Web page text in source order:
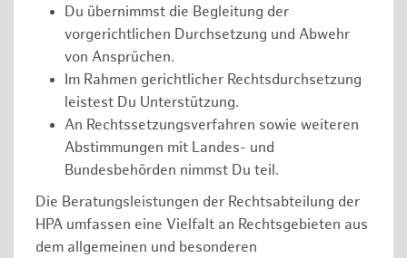
Du übernimmst die Begleitung der
vorgerichtlichen Durchsetzung und Abwehr
von Ansprüchen.
Im Rahmen gerichtlicher Rechtsdurchsetzung
leistest Du Unterstützung.
An Rechtssetzungsverfahren sowie weiteren
Abstimmungen mit Landes- und
Bundesbehörden nimmst Du teil.
Die Beratungsleistungen der Rechtsabteilung der
HPA umfassen eine Vielfalt an Rechtsgebieten aus
dem allgemeinen und besonderen